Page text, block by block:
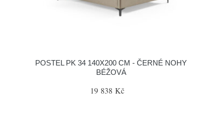
POSTEL PK 34 140X200 CM - ČERNÉ NOHY
BÉŽOVÁ
19 838 Kč